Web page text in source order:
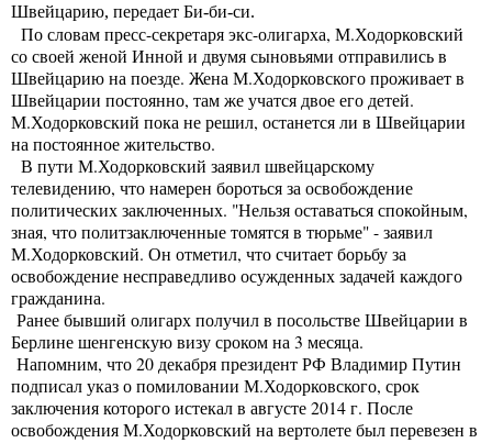
Швейцарию, передает Би-би-си.
По словам пресс-секретаря экс-олигарха, М.Ходорковский
со своей женой Инной и двумя сыновьями отправились в
Швейцарию на поезде. Жена М.Ходорковского проживает в
Швейцарии постоянно, там же учатся двое его детей.
М.Ходорковский пока не решил, останется ли в Швейцарии
на постоянное жительство.
В пути М.Ходорковский заявил швейцарскому
телевидению, что намерен бороться за освобождение
политических заключенных. "Нельзя оставаться спокойным,
зная, что политзаключенные томятся в тюрьме" - заявил
М.Ходорковский. Он отметил, что считает борьбу за
освобождение несправедливо осужденных задачей каждого
гражданина.
Ранее бывший олигарх получил в посольстве Швейцарии в
Берлине шенгенскую визу сроком на 3 месяца.
Напомним, что 20 декабря президент РФ Владимир Путин
подписал указ о помиловании М.Ходорковского, срок
заключения которого истекал в августе 2014 г. После
освобождения М.Ходорковский на вертолете был перевезен в